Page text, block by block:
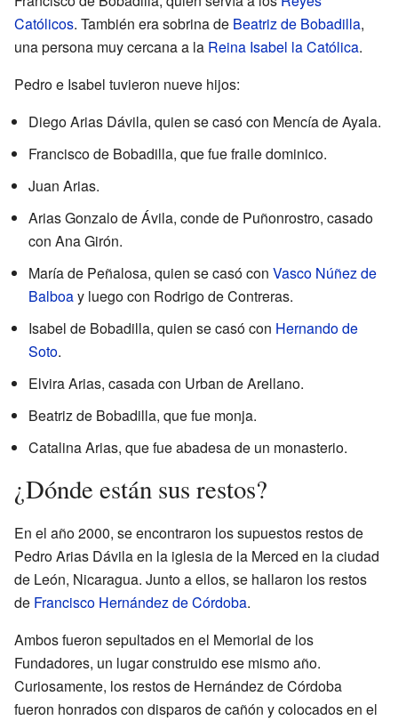
Católicos. También era sobrina de Beatriz de Bobadilla,
una persona muy cercana a la Reina Isabel la Católica.
Pedro e Isabel tuvieron nueve hijos:
Diego Arias Dávila, quien se casó con Mencía de Ayala.
Francisco de Bobadilla, que fue fraile dominico.
Juan Arias.
Arias Gonzalo de Ávila, conde de Puñonrostro, casado
con Ana Girón.
María de Peñalosa, quien se casó con Vasco Núñez de
Balboay luego con Rodrigo de Contreras.
Isabel de Bobadilla, quien se casó con Hernando de
Soto.
Elvira Arias, casada con Urban de Arellano.
Beatriz de Bobadilla, que fue monja.
Catalina Arias, que fue abadesa de un monasterio.
¿Dónde están sus restos?
En el año 2000, se encontraron los supuestos restos de
Pedro Arias Dávila en la iglesia de la Merced en la ciudad
de León, Nicaragua. Junto a ellos, se hallaron los restos
de Francisco Hernández de Córdoba.
Ambos fueron sepultados en el Memorial de los
Fundadores, un lugar construido ese mismo año.
Curiosamente, los restos de Hernández de Córdoba
fueron honrados con disparos de cañón y colocados en el